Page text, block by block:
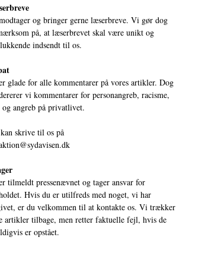
og bringer gerne læserbreve. Vi gør dog
på, at læserbrevet skal være unikt og
indsendt til os.
glade for alle kommentarer på vores artikler. Dog
vi kommentarer for personangreb, racisme,
og angreb på privatlivet.
skrive til os på
tilmeldt pressenævnet og tager ansvar for
Hvis du er utilfreds med noget, vi har
er du velkommen til at kontakte os. Vi trækker
artikler tilbage, men retter faktuelle fejl, hvis de
er opstået.